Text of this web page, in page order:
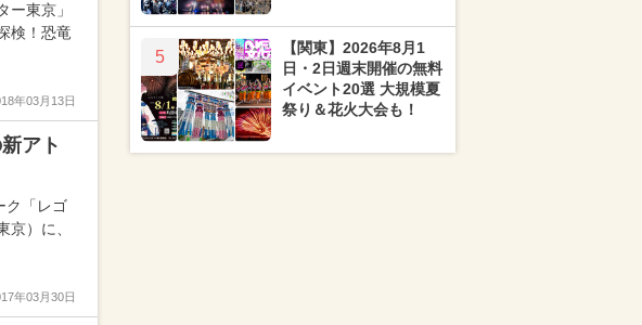
東京」
検！恐竜
年03月13日
アト
ク「レゴ
）に、
年03月30日
5
【関東】2026年8月1
日・2日週末開催の無料
イベント20選 大規模夏
祭り＆花火大会も！